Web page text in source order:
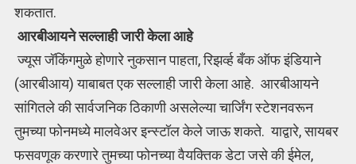
शकतात.
आरबीआयने सल्लाही जारी केला आहे
ज्यूस जॅकिंगमुळे होणारे नुकसान पाहता, रिझर्व्ह बँक ऑफ इंडियाने
(आरबीआय) याबाबत एक सल्लाही जारी केला आहे. आरबीआयने
सांगितले की सार्वजनिक ठिकाणी असलेल्या चार्जिंग स्टेशनवरून
तुमच्या फोनमध्ये मालवेअर इन्स्टॉल केले जाऊ शकते. याद्वारे, सायबर
फसवणूक करणारे तुमच्या फोनच्या वैयक्तिक डेटा जसे की ईमेल,